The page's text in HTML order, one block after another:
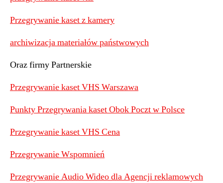
Przegrywanie kaset z kamery
archiwizacja materiałów państwowych
Oraz firmy Partnerskie
Przegrywanie kaset VHS Warszawa
Punkty Przegrywania kaset Obok Poczt w Polsce
Przegrywanie kaset VHS Cena
Przegrywanie Wspomnień
Przegrywanie Audio Wideo dla Agencji reklamowych